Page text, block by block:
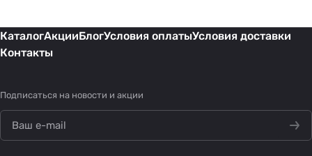
КаталогАкцииБлогУсловия оплатыУсловия доставки
Контакты
Подписаться на новости и акции